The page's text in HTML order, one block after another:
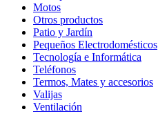
Motos
Otros productos
Patio y Jardín
Pequeños Electrodomésticos
Tecnología e Informática
Teléfonos
Termos, Mates y accesorios
Valijas
Ventilación